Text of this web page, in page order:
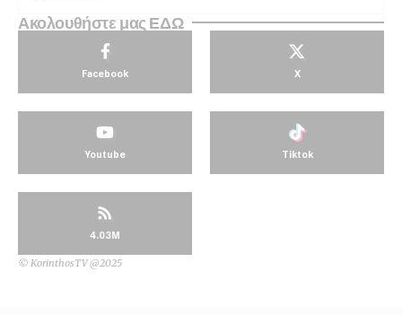
Ακολουθήστε μας ΕΔΩ
Facebook X
Youtube Tiktok
4.03M
© KorinthosTV @2025